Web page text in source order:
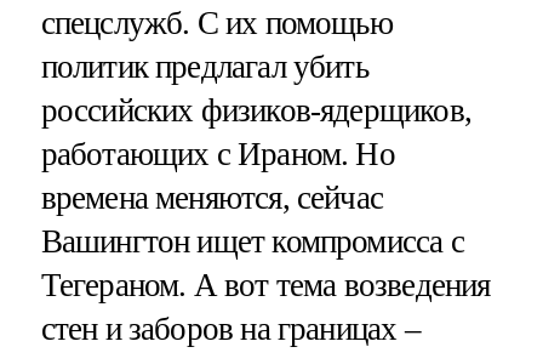
спецслужб. С их помощью
политик предлагал убить
российских физиков-ядерщиков,
работающих с Ираном. Но
времена меняются, сейчас
Вашингтон ищет компромисса с
Тегераном. А вот тема возведения
стен и заборов на границах –